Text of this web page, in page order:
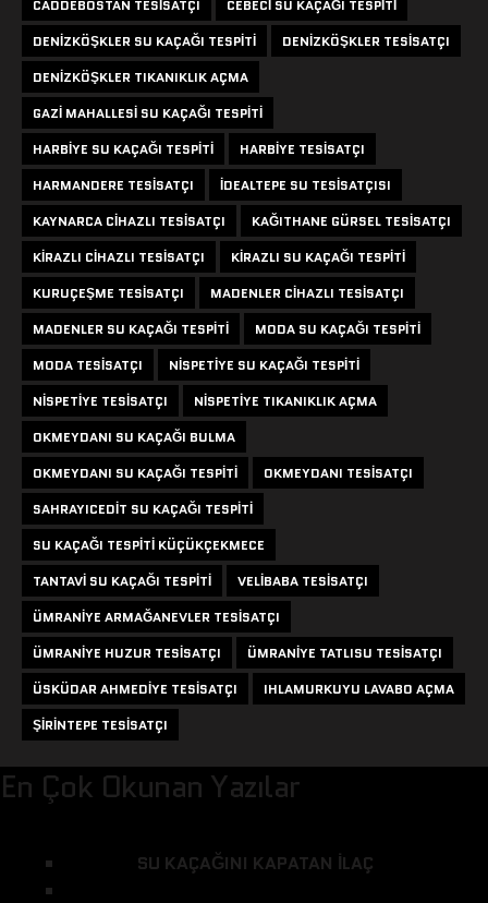
CADDEBOSTAN TESISATÇI
CEBECI SU KAÇAĞI TESPITI
DENIZKÖŞKLER SU KAÇAĞI TESPITI
DENIZKÖŞKLER TESISATÇI
DENIZKÖŞKLER TIKANIKLIK AÇMA
GAZI MAHALLESI SU KAÇAĞI TESPITI
HARBIYE SU KAÇAĞI TESPITI
HARBIYE TESISATÇI
HARMANDERE TESISATÇI
IDEALTEPE SU TESISATÇISI
KAYNARCA CIHAZLI TESISATÇI
KAĞITHANE GÜRSEL TESISATÇI
KIRAZLI CIHAZLI TESISATÇI
KIRAZLI SU KAÇAĞI TESPITI
KURUÇEŞME TESISATÇI
MADENLER CIHAZLI TESISATÇI
MADENLER SU KAÇAĞI TESPITI
MODA SU KAÇAĞI TESPITI
MODA TESISATÇI
NISPETIYE SU KAÇAĞI TESPITI
NISPETIYE TESISATÇI
NISPETIYE TIKANIKLIK AÇMA
OKMEYDANI SU KAÇAĞI BULMA
OKMEYDANI SU KAÇAĞI TESPITI
OKMEYDANI TESISATÇI
SAHRAYICEDIT SU KAÇAĞI TESPITI
SU KAÇAĞI TESPITI KÜÇÜKÇEKMECE
TANTAVI SU KAÇAĞI TESPITI
VELIBABA TESISATÇI
ÜMRANIYE ARMAĞANEVLER TESISATÇI
ÜMRANIYE HUZUR TESISATÇI
ÜMRANIYE TATLISU TESISATÇI
ÜSKÜDAR AHMEDIYE TESISATÇI
IHLAMURKUYU LAVABO AÇMA
ŞIRINTEPE TESISATÇI
En Çok Okunan Yazılar
SU KAÇAĞINI KAPATAN ILAÇ